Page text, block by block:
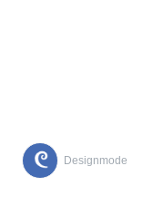
Designmode